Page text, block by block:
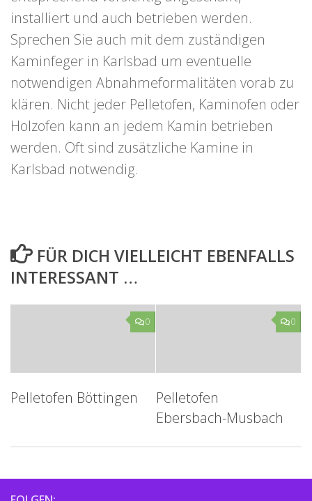
installiert und auch betrieben werden.
Sprechen Sie auch mit dem zuständigen
Kaminfeger in Karlsbad um eventuelle
notwendigen Abnahmeformalitäten vorab zu
klären. Nicht jeder Pelletofen, Kaminofen oder
Holzofen kann an jedem Kamin betrieben
werden. Oft sind zusätzliche Kamine in
Karlsbad notwendig.
FÜR DICH VIELLEICHT EBENFALLS
INTERESSANT …
0
Pelletofen Böttingen
0
Pelletofen
Ebersbach-Musbach